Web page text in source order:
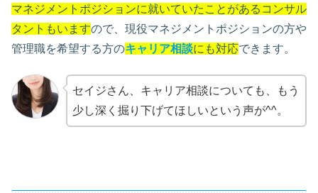
マネジメントポジションに就いていたことがあるコンサル
タントもいますので、現役マネジメントポジションの方や
管理職を希望する方のキャリア相談にも対応できます。
セイジさん、キャリア相談についても、もう
少し深く掘り下げてほしいという声が^^。